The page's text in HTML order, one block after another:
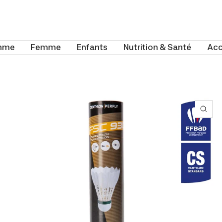
Femme Enfants Nutrition & Santé
Zoom